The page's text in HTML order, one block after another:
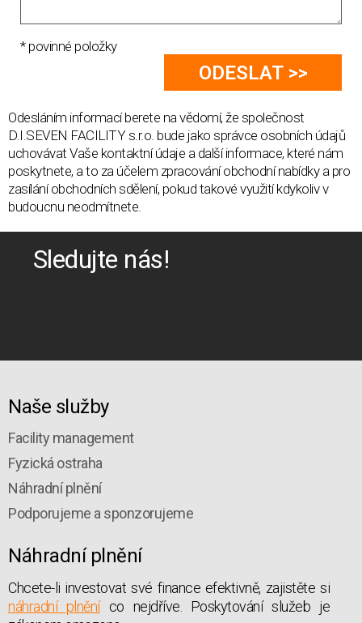
* povinné položky
Odesláním informací berete na vědomí, že společnost
D.I.SEVEN FACILITY s.r.o. bude jako správce osobních údajů
uchovávat Vaše kontaktní údaje a další informace, které nám
poskytnete, a to za účelem zpracování obchodní nabídky a pro
zasílání obchodních sdělení, pokud takové využití kdykoliv v
budoucnu neodmítnete.
Sledujte nás!
Naše služby
Facility management
Fyzická ostraha
Náhradní plnění
Podporujeme a sponzorujeme
Náhradní plnění
Chcete-li investovat své finance efektivně, zajistěte si
náhradní plněníco nejdříve. Poskytování služeb je